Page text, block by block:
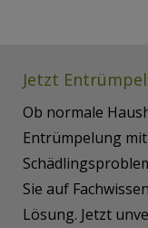
Jetzt
Ob normale
Entrümpelung
Sie auf
Lösung. Jetzt